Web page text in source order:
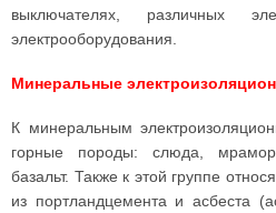
выключателях, различных
электрооборудования.
Минеральные
К минеральным
горные породы: слюда,
базальт. Также к этой группе
из портландцемента и асбеста